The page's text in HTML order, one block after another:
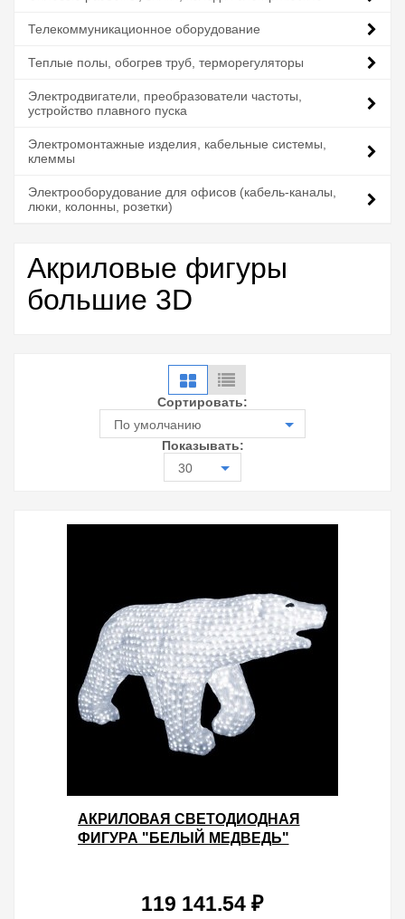
Телекоммуникационное оборудование
Теплые полы, обогрев труб, терморегуляторы
Электродвигатели, преобразователи частоты,
устройство плавного пуска
Электромонтажные изделия, кабельные системы,
клеммы
Электрооборудование для офисов (кабель-каналы,
люки, колонны, розетки)
Акриловые фигуры
большие 3D
Сортировать:
По умолчанию
Показывать:
30
АКРИЛОВАЯ СВЕТОДИОДНАЯ
ФИГУРА "БЕЛЫЙ МЕДВЕДЬ"
119 141.54 ₽